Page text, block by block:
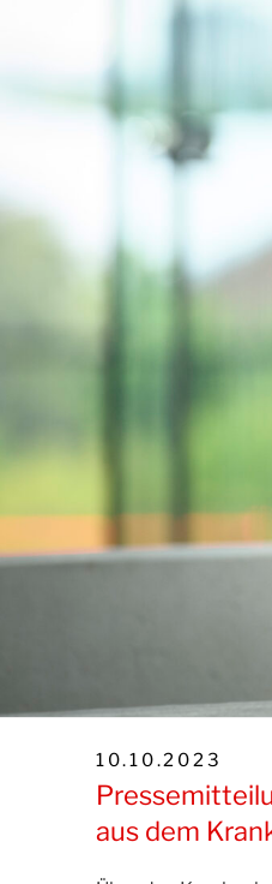
AM
10.10.2023
aus dem